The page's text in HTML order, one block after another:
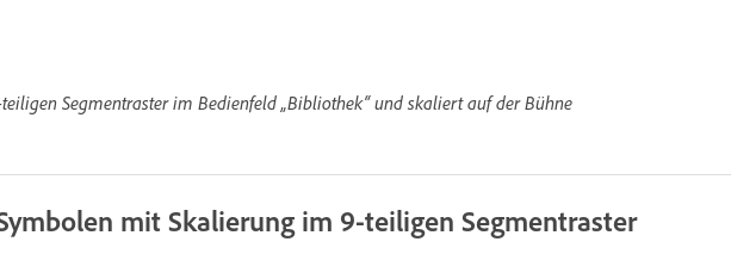
Segmentraster im Bedienfeld „Bibliothek“ und skaliert auf der Bühne
mit Skalierung im 9-teiligen Segmentraster